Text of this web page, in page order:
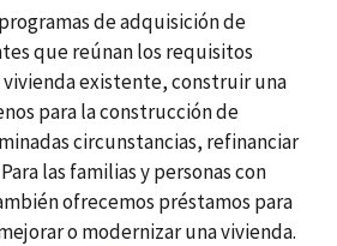
de adquisición de
que reúnan los requisitos
existente, construir una
para la construcción de
circunstancias, refinanciar
las familias y personas con
ofrecemos préstamos para
o modernizar una vivienda.